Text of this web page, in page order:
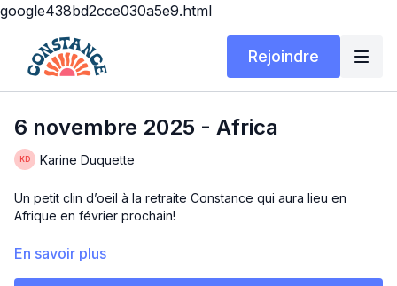
google438bd2cce030a5e9.html
Rejoindre
6 novembre 2025 - Africa
Karine Duquette
Un petit clin d’oeil à la retraite Constance qui aura lieu en
Afrique en février prochain!
Un mélange de mouvements primitifs avec des exercices plus
En savoir plus